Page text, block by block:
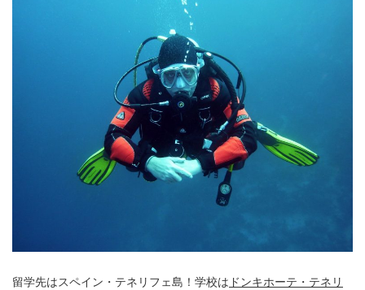
留学先はスペイン・テネリフェ島！学校は ドンキホーテ・テネリ